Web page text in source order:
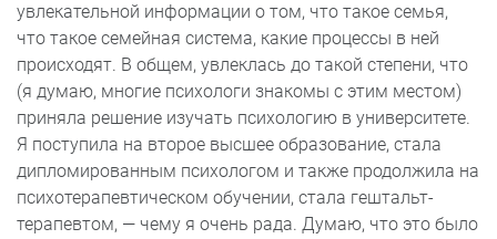
увлекательной информации о том, что такое семья,
что такое семейная система, какие процессы в ней
происходят. В общем, увлеклась до такой степени, что
(я думаю, многие психологи знакомы с этим местом)
приняла решение изучать психологию в университете.
Я поступила на второе высшее образование, стала
дипломированным психологом и также продолжила на
психотерапевтическом обучении, стала гештальт-
терапевтом, — чему я очень рада. Думаю, что это было